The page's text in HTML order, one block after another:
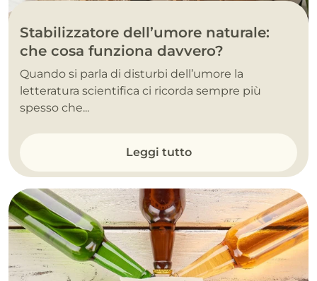
Stabilizzatore dell’umore naturale:
che cosa funziona davvero?
Quando si parla di disturbi dell’umore la
letteratura scientifica ci ricorda sempre più
spesso che...
Leggi tutto